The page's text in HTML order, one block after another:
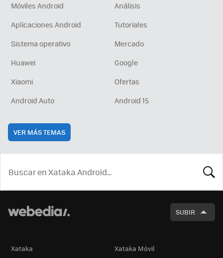
Móviles Android
Análisis
Aplicaciones Android
Tutoriales
Sistema operativo
Mercado
Huawei
Google
Xiaomi
Ofertas
Android Auto
Android 15
VER MÁS TEMAS
SUBIR
Xataka Xataka Móvil